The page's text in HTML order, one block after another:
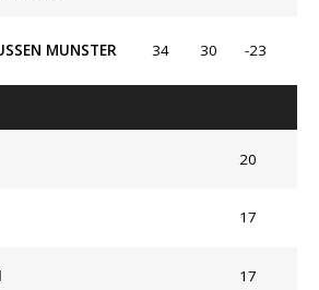
MUNSTER 34 30 -23
20
17
17